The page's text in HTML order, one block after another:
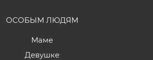
ОСОБЫМ ЛЮДЯМ
Маме
Девушке